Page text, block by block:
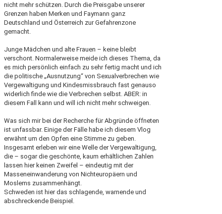
nicht mehr schützen. Durch die Preisgabe unserer
Grenzen haben Merken und Faymann ganz
Deutschland und Österreich zur Gefahrenzone
gemacht.
Junge Mädchen und alte Frauen – keine bleibt
verschont. Normalerweise meide ich dieses Thema, da
es mich persönlich einfach zu sehr fertig macht und ich
die politische „Ausnutzung“ von Sexualverbrechen wie
Vergewaltigung und Kindesmissbrauch fast genauso
widerlich finde wie die Verbrechen selbst. ABER: in
diesem Fall kann und will ich nicht mehr schweigen.
Was sich mir bei der Recherche für Abgründe öffneten
ist unfassbar. Einige der Fälle habe ich diesem Vlog
erwähnt um den Opfen eine Stimme zu geben.
Insgesamt erleben wir eine Welle der Vergewaltigung,
die – sogar die geschönte, kaum erhältlichen Zahlen
lassen hier keinen Zweifel – eindeutig mit der
Masseneinwanderung von Nichteuropäern und
Moslems zusammenhängt.
Schweden ist hier das schlagende, warnende und
abschreckende Beispiel.